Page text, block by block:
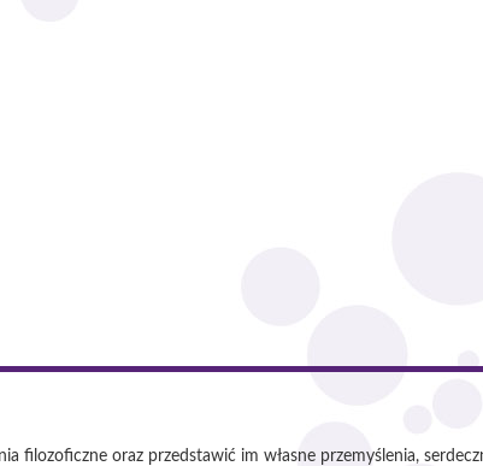
filozoficzne oraz przedstawić im własne przemyślenia,